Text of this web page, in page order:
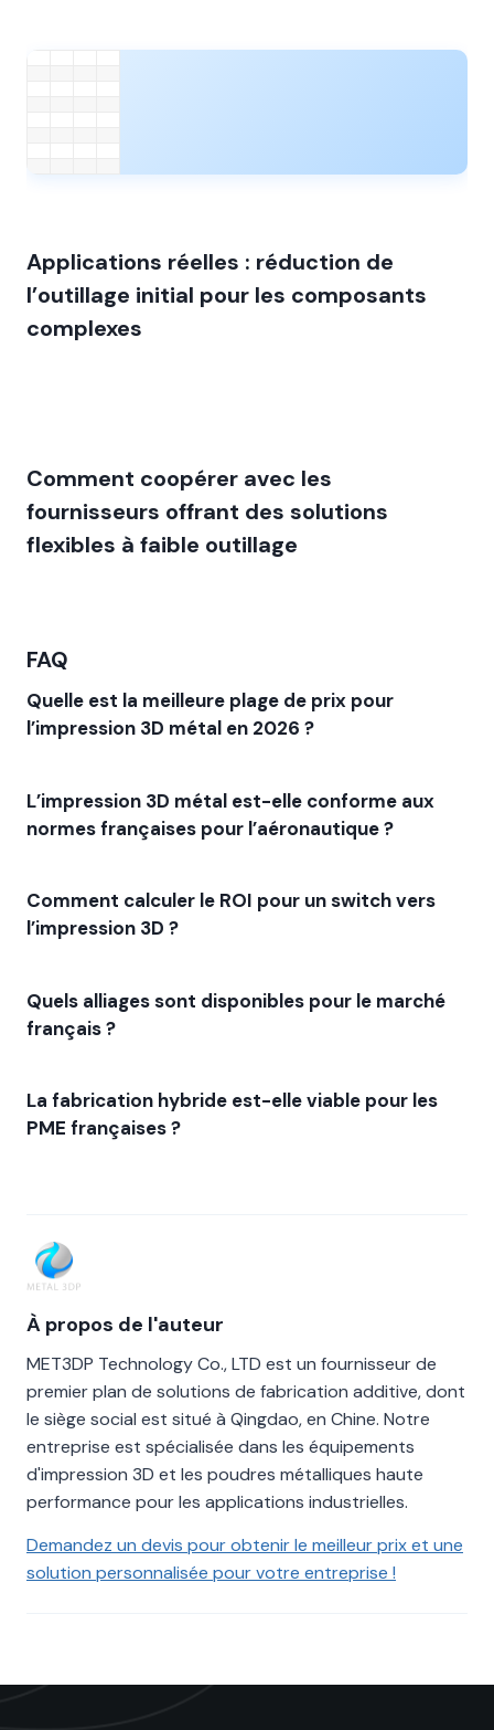
Applications réelles : réduction de
l’outillage initial pour les composants
complexes
Comment coopérer avec les
fournisseurs offrant des solutions
flexibles à faible outillage
FAQ
Quelle est la meilleure plage de prix pour
l’impression 3D métal en 2026 ?
L’impression 3D métal est-elle conforme aux
normes françaises pour l’aéronautique ?
Comment calculer le ROI pour un switch vers
l’impression 3D ?
Quels alliages sont disponibles pour le marché
français ?
La fabrication hybride est-elle viable pour les
PME françaises ?
À propos de l'auteur
MET3DP Technology Co., LTD est un fournisseur de
premier plan de solutions de fabrication additive, dont
le siège social est situé à Qingdao, en Chine. Notre
entreprise est spécialisée dans les équipements
d'impression 3D et les poudres métalliques haute
performance pour les applications industrielles.
Demandez un devis pour obtenir le meilleur prix et une
solution personnalisée pour votre entreprise !